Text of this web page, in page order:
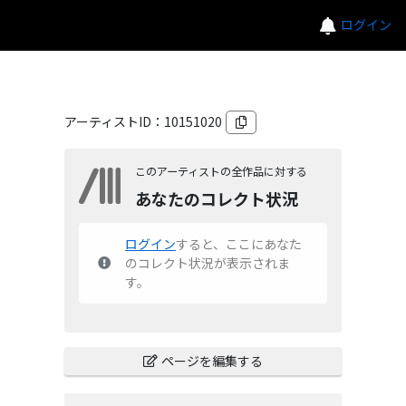
ログイン
アーティストID： 10151020
このアーティストの全作品に対する
あなたのコレクト状況
ログインすると、ここにあなた
のコレクト状況が表示されま
す。
ページを編集する